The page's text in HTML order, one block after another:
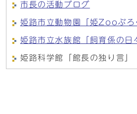
市長の活動ブログ
姫路市立動物園「姫Zooぶろ
姫路市立水族館「飼育係の日
姫路科学館「館長の独り言」